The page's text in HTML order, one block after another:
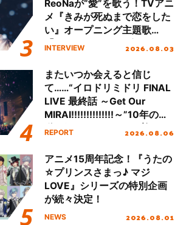
ReoNaが“愛”を歌う！TVアニ
メ『きみが死ぬまで恋をした
い』オープニング主題歌
「Amore」インタビュー
INTERVIEW 2026.08.03
またいつか会えると信じ
て……“イロドリミドリ FINAL
LIVE 最終話 ～Get Our
MIRAI!!!!!!!!!!!!!!～”10年の活
動を経てファイナルを迎える
REPORT 2026.08.06
アニメ15周年記念！『うたの
☆プリンスさまっ♪ マジ
LOVE』シリーズの特別企画
が続々決定！
NEWS 2026.08.01